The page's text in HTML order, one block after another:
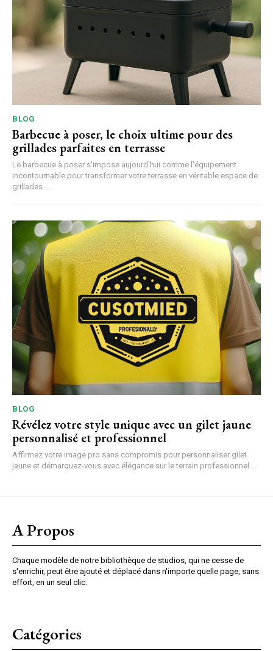
BLOG
Barbecue à poser, le choix ultime pour des
grillades parfaites en terrasse
Le barbecue à poser s'impose aujourd'hui comme l'équipement
incontournable pour transformer votre terrasse en véritable espace de
grillades....
BLOG
Révélez votre style unique avec un gilet jaune
personnalisé et professionnel
Affirmez votre image pro sans compromis pour personnaliser gilet
jaune et démarquez-vous avec élégance sur le terrain professionnel....
A Propos
Chaque modèle de notre bibliothèque de studios, qui ne cesse de
s'enrichir, peut être ajouté et déplacé dans n'importe quelle page, sans
effort, en un seul clic.
Catégories